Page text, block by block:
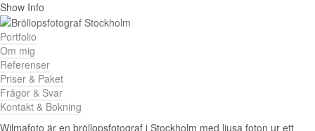
Show Info
Portfolio
Om mig
Referenser
Priser & Paket
Frågor & Svar
Kontakt & Bokning
Wilmafoto är en bröllopsfotograf i Stockholm med ljusa foton ur ett